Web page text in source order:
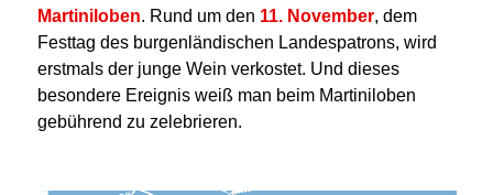
Martiniloben . Rund um den 11. November, dem
Festtag des burgenländischen Landespatrons, wird
erstmals der junge Wein verkostet. Und dieses
besondere Ereignis weiß man beim Martiniloben
gebührend zu zelebrieren.